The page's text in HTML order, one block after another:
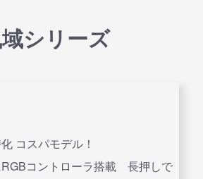
シリーズ
コスパモデル！
RGBコントローラ搭載 長押しで